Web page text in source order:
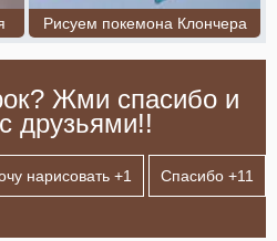
Рисуем покемона Клончера
Жми спасибо и
друзьями!!
нарисовать +1 Спасибо +11